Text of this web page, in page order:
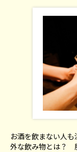
お酒を飲まない人
外な飲み物とは？